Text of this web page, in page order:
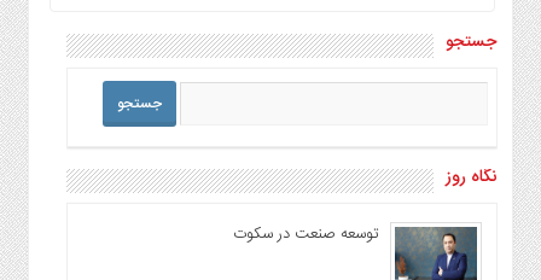
جستجو
نگاه روز
توسعه صنعت در سکوت